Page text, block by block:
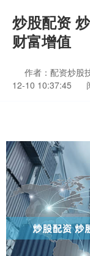
炒股配资
财富增值
作者：配资炒股
12-10 10:37:45